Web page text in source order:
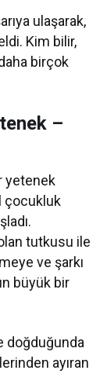
ulaşarak,
Kim bilir,
birçok
–
yetenek
çocukluk
tutkusu ile
ve şarkı
büyük bir
doğduğunda
ayıran